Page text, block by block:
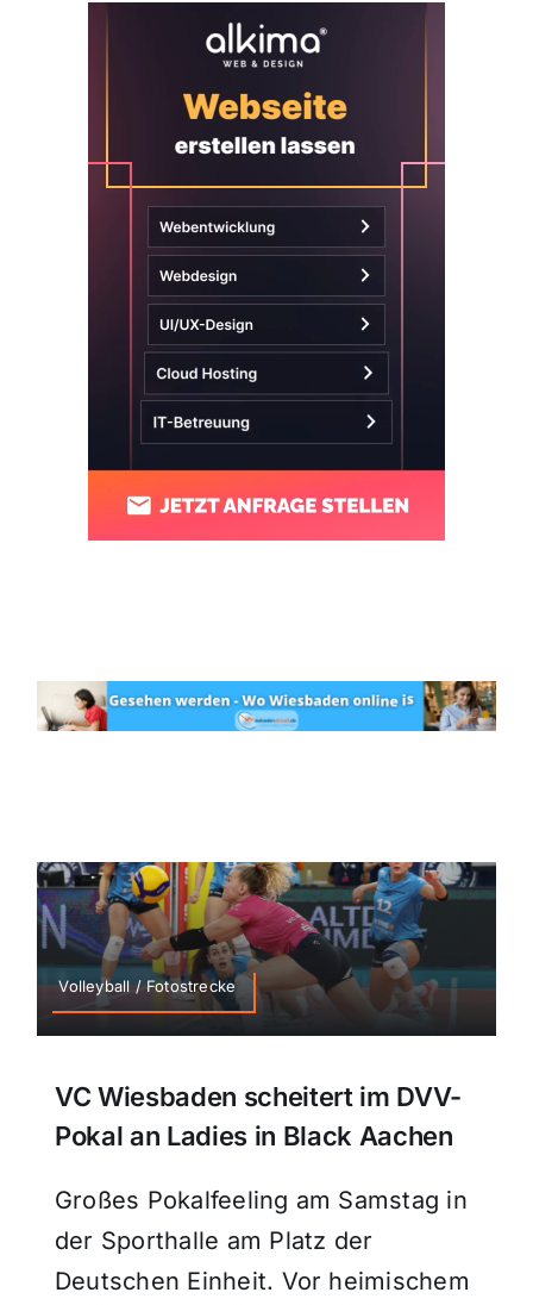
Volleyball / Fotostrecke
VC Wiesbaden scheitert im DVV-
Pokal an Ladies in Black Aachen
Großes Pokalfeeling am Samstag in
der Sporthalle am Platz der
Deutschen Einheit. Vor heimischem